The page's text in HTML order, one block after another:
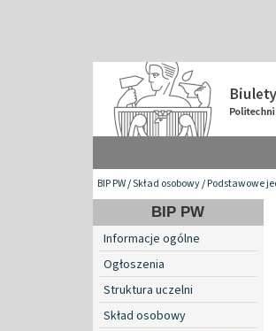
BIP PW/Skład osobowy/Podstawowe
BIP PW
Informacje ogólne
Ogłoszenia
Struktura uczelni
Skład osobowy